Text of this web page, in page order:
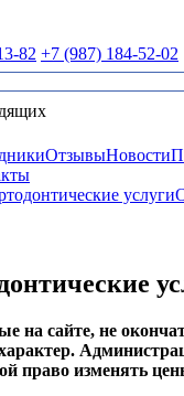
82 +7 (987) 184-52-02
ОтзывыНовости
услуги
на сайте, не
право изменять